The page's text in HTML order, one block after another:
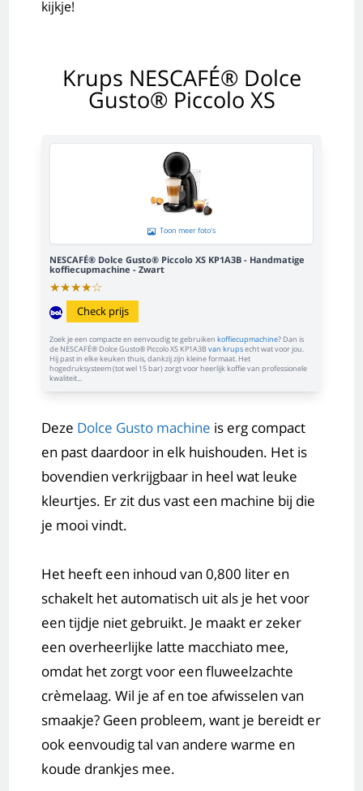
kijkje!
Krups NESCAFÉ® Dolce
Gusto® Piccolo XS
Toon meer foto's
NESCAFÉ® Dolce Gusto® Piccolo XS KP1A3B - Handmatige
koffiecupmachine - Zwart
★★★★☆
Check prijs
Zoek je een compacte en eenvoudig te gebruiken koffiecupmachine? Dan is
de NESCAFÉ® Dolce Gusto® Piccolo XS KP1A3Bvan krupsecht wat voor jou.
Hij past in elke keuken thuis, dankzij zijn kleine formaat. Het
hogedruksysteem (tot wel 15 bar) zorgt voor heerlijk koffie van professionele
kwaliteit...
Deze Dolce Gusto machine is erg compact
en past daardoor in elk huishouden. Het is
bovendien verkrijgbaar in heel wat leuke
kleurtjes. Er zit dus vast een machine bij die
je mooi vindt.
Het heeft een inhoud van 0,800 liter en
schakelt het automatisch uit als je het voor
een tijdje niet gebruikt. Je maakt er zeker
een overheerlijke latte macchiato mee,
omdat het zorgt voor een fluweelzachte
crèmelaag. Wil je af en toe afwisselen van
smaakje? Geen probleem, want je bereidt er
ook eenvoudig tal van andere warme en
koude drankjes mee.